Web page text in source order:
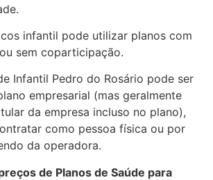
infantil pode utilizar planos com
sem coparticipação.
Infantil Pedro do Rosário pode ser
empresarial (mas geralmente
da empresa incluso no plano),
como pessoa física ou por
da operadora.
de Planos de Saúde para